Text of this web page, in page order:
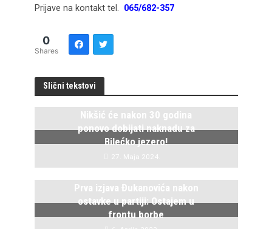
Prijave na kontakt tel. 065/682-357
0
Shares
Slični tekstovi
Nikšić će nakon 30 godina
ponovo dobijati naknadu za
Bilećko jezero!
27. Maja 2024.
Prva izjava Đukanovića nakon
ostavke u partiji: Ostajem u
frontu borbe